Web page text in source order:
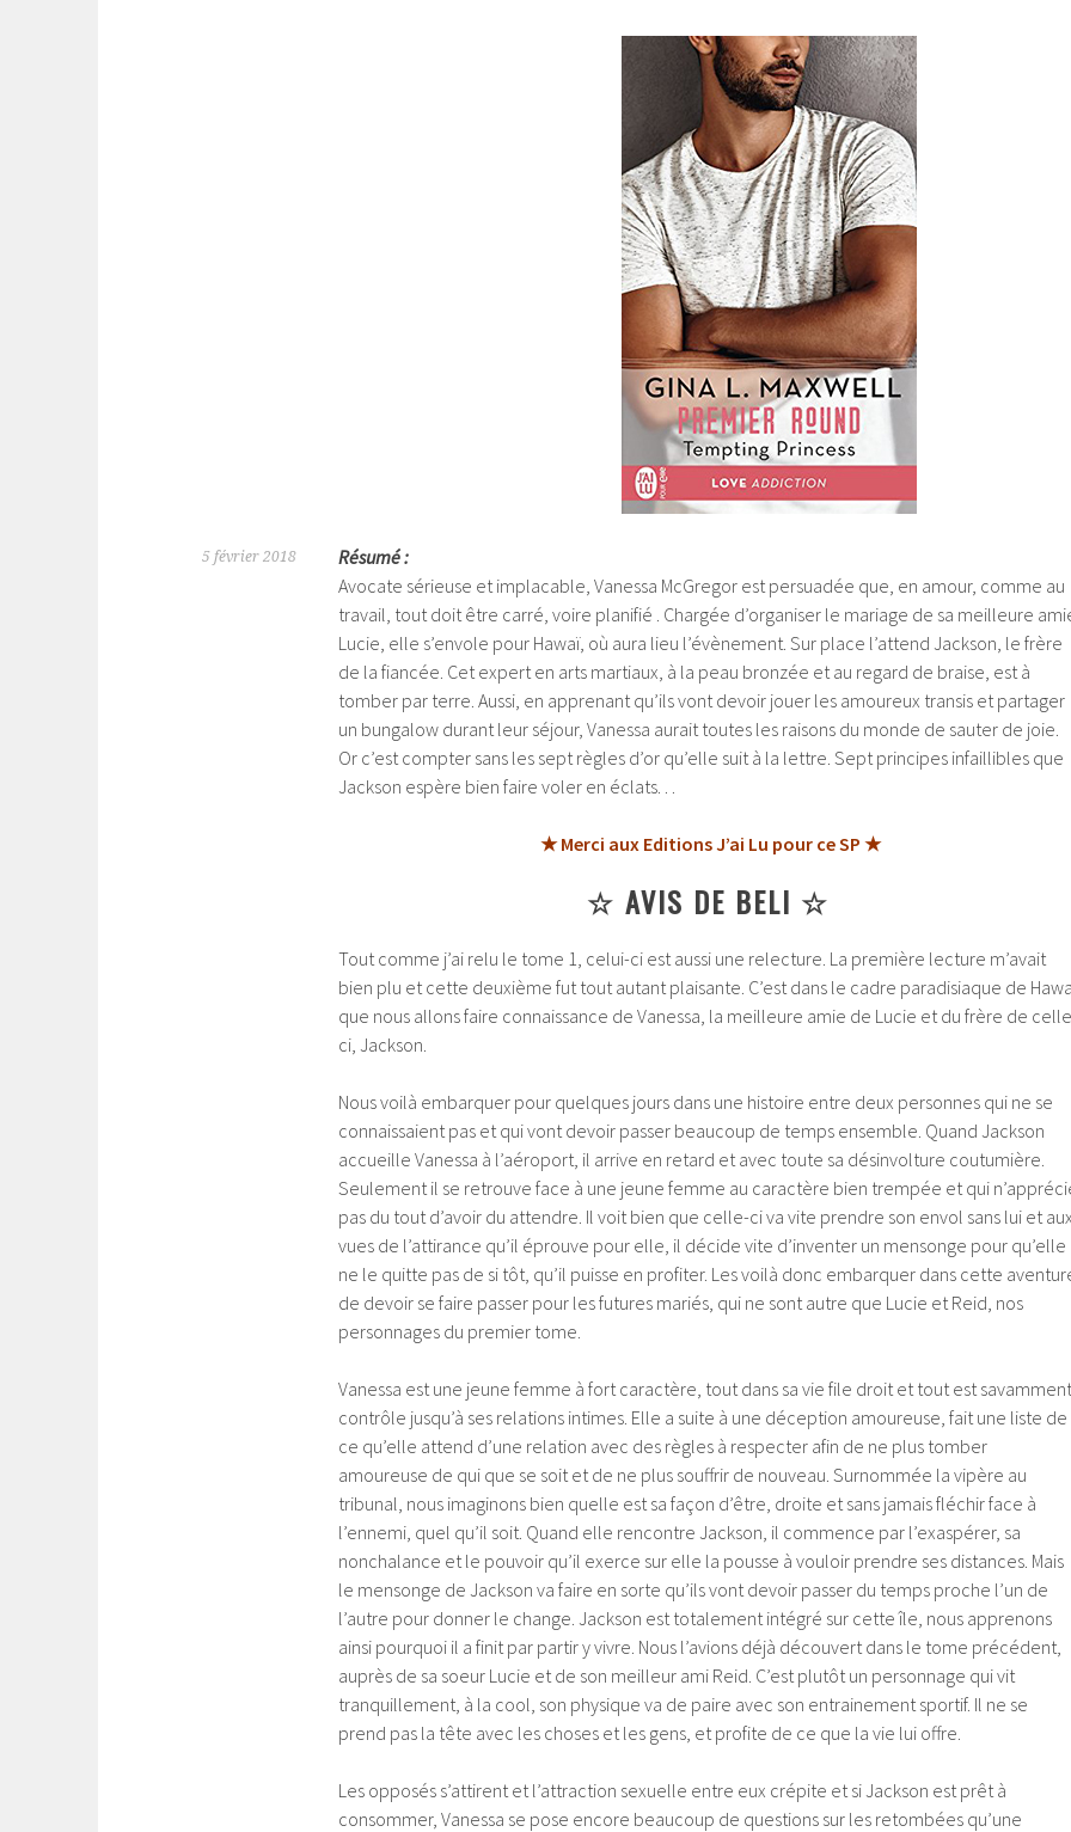
5 février 2018
Résumé :
Avocate sérieuse et implacable, Vanessa McGregor est persuadée que, en amour, comme au
travail, tout doit être carré, voire planifié . Chargée d’organiser le mariage de sa meilleure
Lucie, elle s’envole pour Hawaï, où aura lieu l’évènement. Sur place l’attend Jackson, le frère
de la fiancée. Cet expert en arts martiaux, à la peau bronzée et au regard de braise, est à
tomber par terre. Aussi, en apprenant qu’ils vont devoir jouer les amoureux transis et partager
un bungalow durant leur séjour, Vanessa aurait toutes les raisons du monde de sauter de joie.
Or c’est compter sans les sept règles d’or qu’elle suit à la lettre. Sept principes infaillibles que
Jackson espère bien faire voler en éclats. . .
★ Merci aux Editions J’ai Lu pour ce SP ★
☆ AVIS DE BELI ☆
Tout comme j’ai relu le tome 1, celui-ci est aussi une relecture. La première lecture m’avait
bien plu et cette deuxième fut tout autant plaisante. C’est dans le cadre paradisiaque de
que nous allons faire connaissance de Vanessa, la meilleure amie de Lucie et du frère de
ci, Jackson.
Nous voilà embarquer pour quelques jours dans une histoire entre deux personnes qui ne se
connaissaient pas et qui vont devoir passer beaucoup de temps ensemble. Quand Jackson
accueille Vanessa à l’aéroport, il arrive en retard et avec toute sa désinvolture coutumière.
Seulement il se retrouve face à une jeune femme au caractère bien trempée et qui
pas du tout d’avoir du attendre. Il voit bien que celle-ci va vite prendre son envol sans lui et
vues de l’attirance qu’il éprouve pour elle, il décide vite d’inventer un mensonge pour qu’elle
ne le quitte pas de si tôt, qu’il puisse en profiter. Les voilà donc embarquer dans cette
de devoir se faire passer pour les futures mariés, qui ne sont autre que Lucie et Reid, nos
personnages du premier tome.
Vanessa est une jeune femme à fort caractère, tout dans sa vie file droit et tout est savamment
contrôle jusqu’à ses relations intimes. Elle a suite à une déception amoureuse, fait une liste de
ce qu’elle attend d’une relation avec des règles à respecter afin de ne plus tomber
amoureuse de qui que se soit et de ne plus souffrir de nouveau. Surnommée la vipère au
tribunal, nous imaginons bien quelle est sa façon d’être, droite et sans jamais fléchir face à
l’ennemi, quel qu’il soit. Quand elle rencontre Jackson, il commence par l’exaspérer, sa
nonchalance et le pouvoir qu’il exerce sur elle la pousse à vouloir prendre ses distances. Mais
le mensonge de Jackson va faire en sorte qu’ils vont devoir passer du temps proche l’un de
l’autre pour donner le change. Jackson est totalement intégré sur cette île, nous apprenons
ainsi pourquoi il a finit par partir y vivre. Nous l’avions déjà découvert dans le tome précédent,
auprès de sa soeur Lucie et de son meilleur ami Reid. C’est plutôt un personnage qui vit
tranquillement, à la cool, son physique va de paire avec son entrainement sportif. Il ne se
prend pas la tête avec les choses et les gens, et profite de ce que la vie lui offre.
Les opposés s’attirent et l’attraction sexuelle entre eux crépite et si Jackson est prêt à
consommer, Vanessa se pose encore beaucoup de questions sur les retombées qu’une